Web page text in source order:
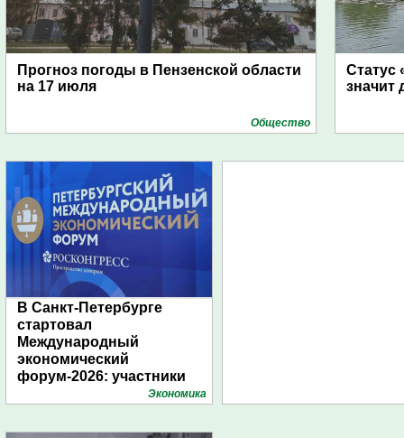
Прогноз погоды в Пензенской области
на 17 июля
Общество
Статус
значит
В Санкт-Петербурге
стартовал
Международный
экономический
форум-2026: участники
подготовили креативные
Экономика